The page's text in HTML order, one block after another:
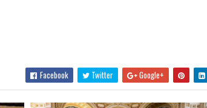
Facebook Twitter Google+